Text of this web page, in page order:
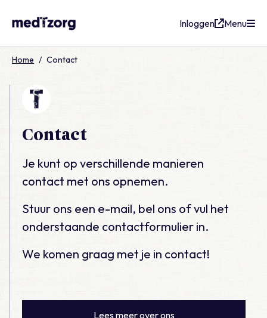
Inloggen Menu
Home / Contact
Contact
Je kunt op verschillende manieren
contact met ons opnemen.
Stuur ons een e-mail, bel ons of vul het
onderstaande contactformulier in.
We komen graag met je in contact!
Lees meer over ons